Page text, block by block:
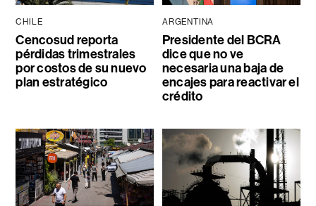
CHILE
Cencosud reporta
pérdidas trimestrales
por costos de su nuevo
plan estratégico
ARGENTINA
Presidente del BCRA
dice que no ve
necesaria una baja de
encajes para reactivar el
crédito